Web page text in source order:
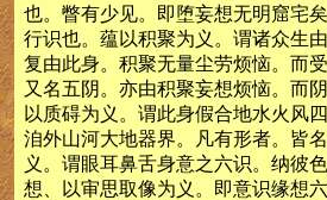
也。瞥有少见。即堕妄想无明窟宅
行识也。蕴以积聚为义。谓诸众生
复由此身。积聚无量尘劳烦恼。而
又名五阴。亦由积聚妄想烦恼。而
以质碍为义。谓此身假合地水火风
洎外山河大地器界。凡有形者。皆
义。谓眼耳鼻舌身意之六识。纳彼
想、以审思取像为义。即意识缘想